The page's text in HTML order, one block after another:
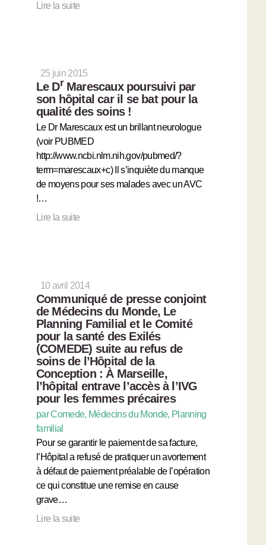
Lire la suite
25 juin 2015
Le Dr Marescaux poursuivi par
son hôpital car il se bat pour la
qualité des soins !
Le Dr Marescaux est un brillant neurologue
(voir PUBMED
http://www.ncbi.nlm.nih.gov/pubmed/?
term=marescaux+c) Il s’inquiète du manque
de moyens pour ses malades avec un AVC
!…
Lire la suite
10 avril 2014
Communiqué de presse conjoint
de Médecins du Monde, Le
Planning Familial et le Comité
pour la santé des Exilés
(COMEDE) suite au refus de
soins de l’Hôpital de la
Conception : À Marseille,
l’hôpital entrave l’accès à l’IVG
pour les femmes précaires
par Comede, Médecins du Monde, Planning
familial
Pour se garantir le paiement de sa facture,
l’Hôpital a refusé de pratiquer un avortement
à défaut de paiement préalable de l’opération
ce qui constitue une remise en cause
grave…
Lire la suite